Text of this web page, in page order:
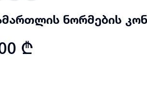
ნორმების
₾